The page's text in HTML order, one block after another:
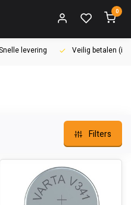
0
levering Veilig betalen
Filters